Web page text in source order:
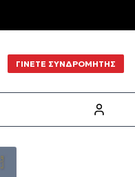
ΓΙΝΕΤΕ ΣΥΝΔΡΟΜΗΤΗΣ